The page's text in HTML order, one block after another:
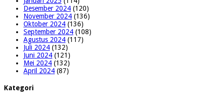
Desember 2024 (120)
November 2024 (136)
Oktober 2024 (136)
September 2024 (108)
Agustus 2024 (117)
Juli 2024 (132)
Juni 2024 (121)
Mei 2024 (132)
April 2024 (87)
Kategori